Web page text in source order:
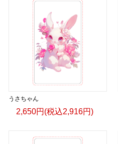
うさちゃん
2,650円(税込2,916円)